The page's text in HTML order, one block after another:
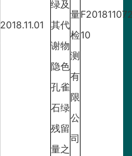
2018.11.01
绿及
其代
谢物
隐色
孔雀
石绿
残留
量之
量
检
测
有
限
公
司
10